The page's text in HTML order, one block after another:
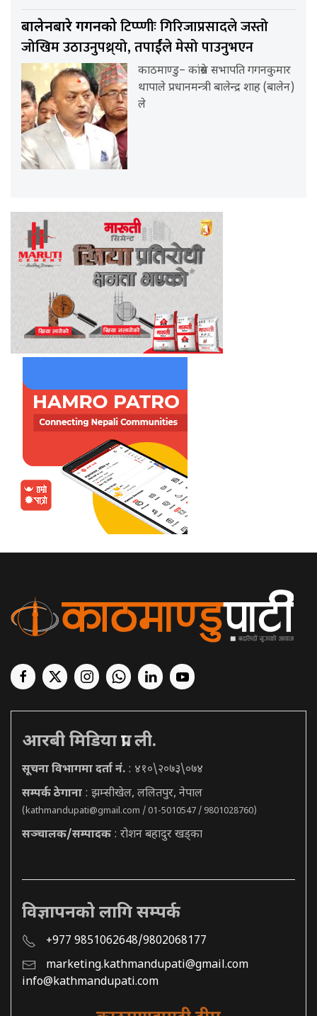
बालेनबारे गगनकोटिप्प्णीः गिरिजाप्रसादले जस्तो
जोखिम उठाउनुपथ्र्यो, तपार्ईंले मेसो पाउनुभएन
काठमाण्डु– कांग्रेस सभापति गगनकुमार
थापाले प्रधानमन्त्री बालेन्द्र शाह (बालेन)
ले
आरबी मिडिया प्रा. ली.
सूचना विभागमा दर्ता नं. : ४१०\२०७३\०७४
सम्पर्क ठेगाना : झम्सीखेल, ललितपुर, नेपाल
(kathmandupati@gmail.com / 01-5010547 / 9801028760)
सञ्चालक/सम्पादक : रोशन बहादुर खड्का
विज्ञापनको लागि सम्पर्क
+977 9851062648/9802068177
marketing.kathmandupati@gmail.com
info@kathmandupati.com